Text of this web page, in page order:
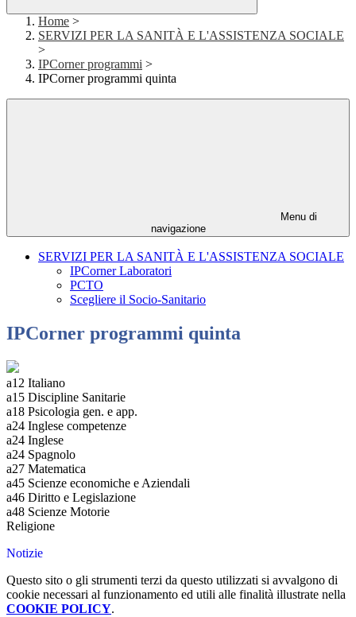
Home >
SERVIZI PER LA SANITÀ E L'ASSISTENZA SOCIALE
>
IPCorner programmi >
IPCorner programmi quinta
Menu di
navigazione
SERVIZI PER LA SANITÀ E L'ASSISTENZA SOCIALE
IPCorner Laboratori
PCTO
Scegliere il Socio-Sanitario
IPCorner programmi quinta
a12 Italiano
a15 Discipline Sanitarie
a18 Psicologia gen. e app.
a24 Inglese competenze
a24 Inglese
a24 Spagnolo
a27 Matematica
a45 Scienze economiche e Aziendali
a46 Diritto e Legislazione
a48 Scienze Motorie
Religione
Notizie
Questo sito o gli strumenti terzi da questo utilizzati si avvalgono di
cookie necessari al funzionamento ed utili alle finalità illustrate nella
COOKIE POLICY.